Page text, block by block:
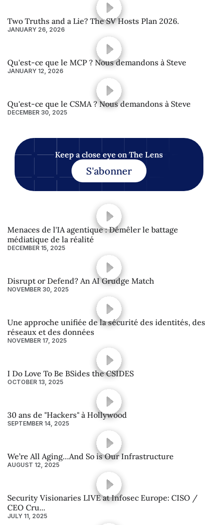
Two Truths and a Lie? The SV Hosts Plan 2026.
JANUARY 26, 2026
Qu'est-ce que le MCP ? Nous demandons à Steve
JANUARY 12, 2026
Qu'est-ce que le CSMA ? Nous demandons à Steve
DECEMBER 30, 2025
Keep a close eye on The Lens
S'abonner
Menaces de l'IA agentique : Démêler le battage
médiatique de la réalité
DECEMBER 15, 2025
Disrupt or Defend? An AI Grudge Match
NOVEMBER 30, 2025
Une approche unifiée de la sécurité des identités, des
réseaux et des données
NOVEMBER 17, 2025
I Do Love To Be BSides the CSIDES
OCTOBER 13, 2025
30 ans de "Hackers" à Hollywood
SEPTEMBER 14, 2025
We’re All Aging…And So is Our Infrastructure
AUGUST 12, 2025
Security Visionaries LIVE at Infosec Europe: CISO /
CEO Cru...
JULY 11, 2025